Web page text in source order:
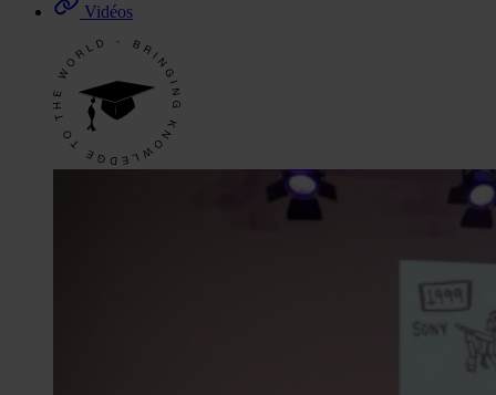
Vidéos